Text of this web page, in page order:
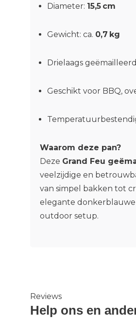
Diameter: 15,5 cm
Gewicht: ca. 0,7 kg
Drielaags
Geschikt voor BBQ,
Waarom deze pan?
Deze Grand Feu
veelzijdige en
van simpel bakken tot
elegante donkerblauwe
outdoor setup.
Reviews
Help ons en